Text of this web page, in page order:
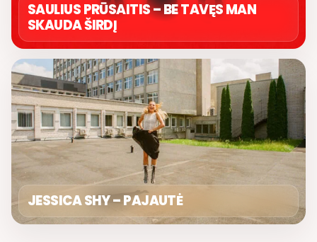
SAULIUS PRŪSAITIS – BE TAVĘS MAN
SKAUDA ŠIRDĮ
JESSICA SHY – PAJAUTĖ